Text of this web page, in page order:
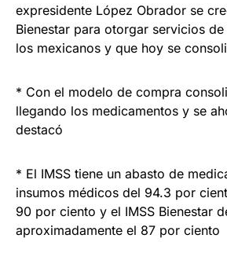
expresidente López Obrador se
Bienestar para otorgar servicios
los mexicanos y que hoy se
* Con el modelo de compra
llegando los medicamentos y se
destacó
* El IMSS tiene un abasto de
insumos médicos del 94.3 por
90 por ciento y el IMSS Bienestar
aproximadamente el 87 por ciento